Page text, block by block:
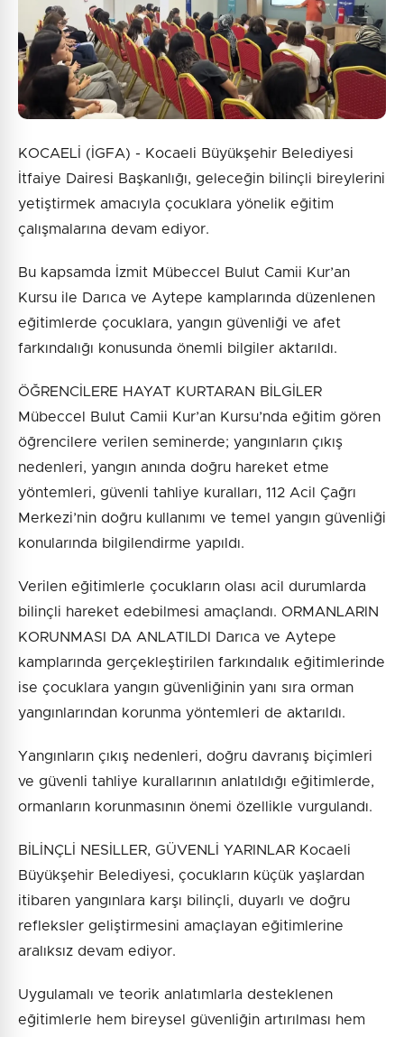
KOCAELİ (İGFA) - Kocaeli Büyükşehir Belediyesi
İtfaiye Dairesi Başkanlığı, geleceğin bilinçli bireylerini
yetiştirmek amacıyla çocuklara yönelik eğitim
çalışmalarına devam ediyor.
Bu kapsamda İzmit Mübeccel Bulut Camii Kur’an
Kursu ile Darıca ve Aytepe kamplarında düzenlenen
eğitimlerde çocuklara, yangın güvenliği ve afet
farkındalığı konusunda önemli bilgiler aktarıldı.
ÖĞRENCİLERE HAYAT KURTARAN BİLGİLER
Mübeccel Bulut Camii Kur’an Kursu’nda eğitim gören
öğrencilere verilen seminerde; yangınların çıkış
nedenleri, yangın anında doğru hareket etme
yöntemleri, güvenli tahliye kuralları, 112 Acil Çağrı
Merkezi’nin doğru kullanımı ve temel yangın güvenliği
konularında bilgilendirme yapıldı.
Verilen eğitimlerle çocukların olası acil durumlarda
bilinçli hareket edebilmesi amaçlandı. ORMANLARIN
KORUNMASI DA ANLATILDI Darıca ve Aytepe
kamplarında gerçekleştirilen farkındalık eğitimlerinde
ise çocuklara yangın güvenliğinin yanı sıra orman
yangınlarından korunma yöntemleri de aktarıldı.
Yangınların çıkış nedenleri, doğru davranış biçimleri
ve güvenli tahliye kurallarının anlatıldığı eğitimlerde,
ormanların korunmasının önemi özellikle vurgulandı.
BİLİNÇLİ NESİLLER, GÜVENLİ YARINLAR Kocaeli
Büyükşehir Belediyesi, çocukların küçük yaşlardan
itibaren yangınlara karşı bilinçli, duyarlı ve doğru
refleksler geliştirmesini amaçlayan eğitimlerine
aralıksız devam ediyor.
Uygulamalı ve teorik anlatımlarla desteklenen
eğitimlerle hem bireysel güvenliğin artırılması hem